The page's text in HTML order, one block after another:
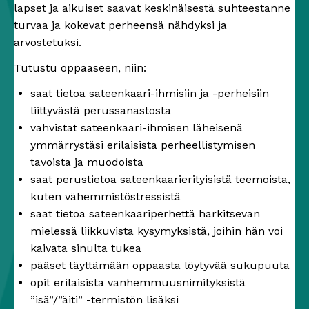
lapset ja aikuiset saavat keskinäisestä suhteestanne
turvaa ja kokevat perheensä nähdyksi ja
arvostetuksi.
Tutustu oppaaseen, niin:
saat tietoa sateenkaari-ihmisiin ja -perheisiin
liittyvästä perussanastosta
vahvistat sateenkaari-ihmisen läheisenä
ymmärrystäsi erilaisista perheellistymisen
tavoista ja muodoista
saat perustietoa sateenkaarierityisistä teemoista,
kuten vähemmistöstressistä
saat tietoa sateenkaariperhettä harkitsevan
mielessä liikkuvista kysymyksistä, joihin hän voi
kaivata sinulta tukea
pääset täyttämään oppaasta löytyvää sukupuuta
opit erilaisista vanhemmuusnimityksistä
”isä”/”äiti” -termistön lisäksi